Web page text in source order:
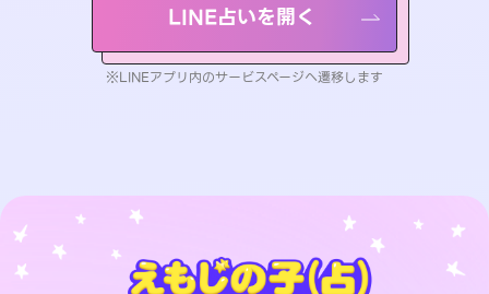
LINE占いを開く
※LINEアプリ内のサービスページへ遷移します